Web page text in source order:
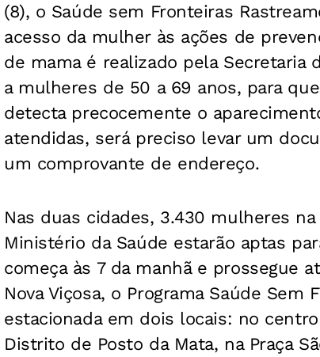
(8), o Saúde sem Fronteiras
acesso da mulher às ações de
de mama é realizado pela Secretaria
a mulheres de 50 a 69 anos, para
detecta precocemente o
atendidas, será preciso levar um
um comprovante de endereço.
Nas duas cidades, 3.430 mulheres
Ministério da Saúde estarão aptas
começa às 7 da manhã e prossegue
Nova Viçosa, o Programa Saúde
estacionada em dois locais: no
Distrito de Posto da Mata, na Praça